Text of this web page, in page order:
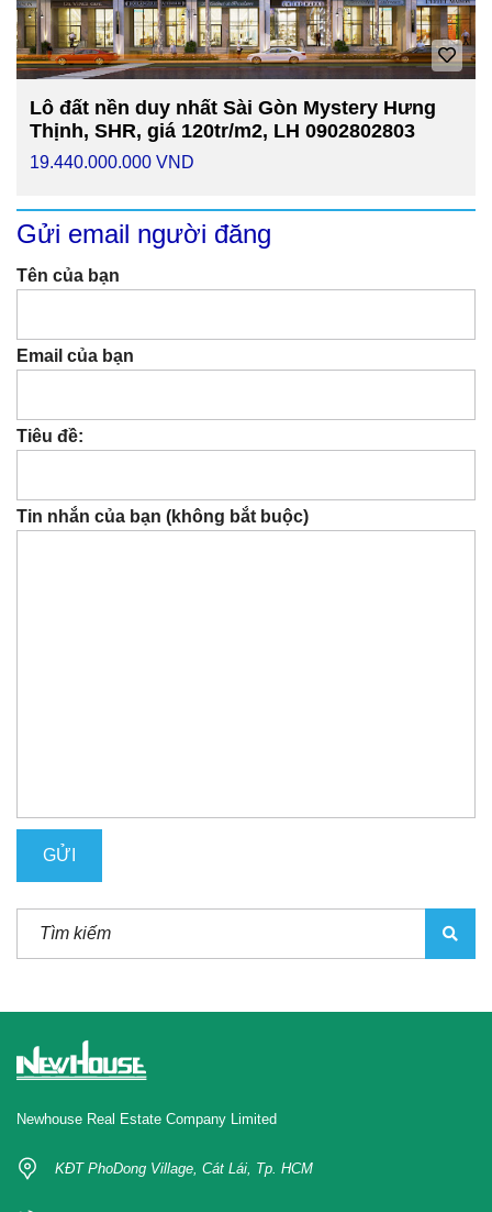
Lô đất nền duy nhất Sài Gòn Mystery Hưng
Thịnh, SHR, giá 120tr/m2, LH 0902802803
19.440.000.000 VND
Gửi email người đăng
Tên của bạn
Email của bạn
Tiêu đề:
Tin nhắn của bạn (không bắt buộc)
Newhouse Real Estate Company Limited
KĐT PhoDong Village, Cát Lái, Tp. HCM